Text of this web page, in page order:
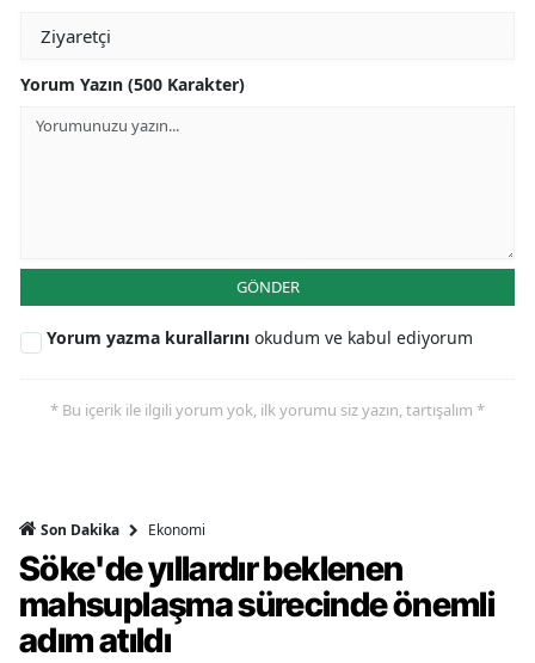
Yorum Yazın (500 Karakter)
GÖNDER
Yorum yazma kurallarını okudum ve kabul ediyorum
* Bu içerik ile ilgili yorum yok, ilk yorumu siz yazın, tartışalım *
Son Dakika Ekonomi
Söke'de yıllardır beklenen
mahsuplaşma sürecinde önemli
adım atıldı